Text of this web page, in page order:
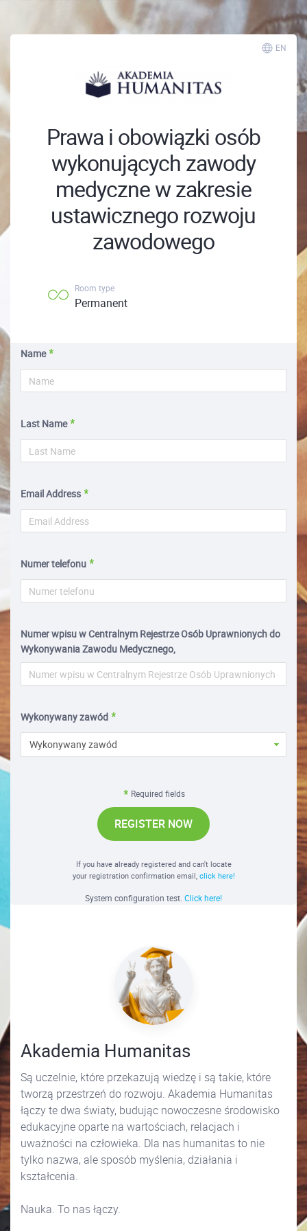
EN
Prawa i obowiązki osób
wykonujących zawody
medyczne w zakresie
ustawicznego rozwoju
zawodowego
Room type
Permanent
Name
Last Name
Email Address
Numer telefonu
Numer wpisu w Centralnym Rejestrze Osób Uprawnionych do
Wykonywania Zawodu Medycznego,
Wykonywany zawód
Wykonywany zawód
Required fields
REGISTER NOW
If you have already registered and can't locate
your registration confirmation email, click here!
System configuration test. Click here!
Akademia Humanitas
Są uczelnie, które przekazują wiedzę i są takie, które
tworzą przestrzeń do rozwoju. Akademia Humanitas
łączy te dwa światy, budując nowoczesne środowisko
edukacyjne oparte na wartościach, relacjach i
uważności na człowieka. Dla nas humanitas to nie
tylko nazwa, ale sposób myślenia, działania i
kształcenia.
Nauka. To nas łączy.